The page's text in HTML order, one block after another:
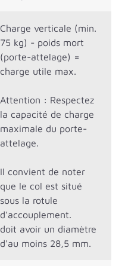
Charge verticale (min.
75 kg) - poids mort
(porte-attelage) =
charge utile max.
Attention : Respectez
la capacité de charge
maximale du porte-
attelage.
Il convient de noter
que le col est situé
sous la rotule
d'accouplement.
doit avoir un diamètre
d'au moins 28,5 mm.